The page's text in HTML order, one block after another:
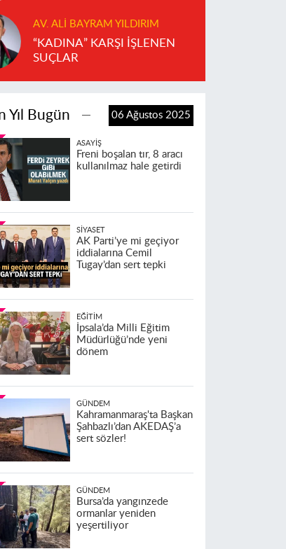
AV. ALI BAYRAM YILDIRIM
“KADINA” KARŞI İŞLENEN
SUÇLAR
Yıl Bugün 06 Ağustos 2025
ASAYIŞ
Freni boşalan tır, 8 aracı
kullanılmaz hale getirdi
SIYASET
AK Parti’ye mi geçiyor
iddialarına Cemil
Tugay’dan sert tepki
EĞITIM
İpsala’da Milli Eğitim
Müdürlüğü’nde yeni
dönem
GÜNDEM
Kahramanmaraş'ta Başkan
Şahbazlı’dan AKEDAŞ’a
sert sözler!
GÜNDEM
Bursa’da yangınzede
ormanlar yeniden
yeşertiliyor